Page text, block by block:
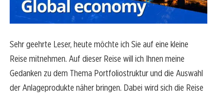
Sehr geehrte Leser, heute möchte ich Sie auf eine kleine
Reise mitnehmen. Auf dieser Reise will ich Ihnen meine
Gedanken zu dem Thema Portfoliostruktur und die Auswahl
der Anlageprodukte näher bringen. Dabei wird sich die Reise